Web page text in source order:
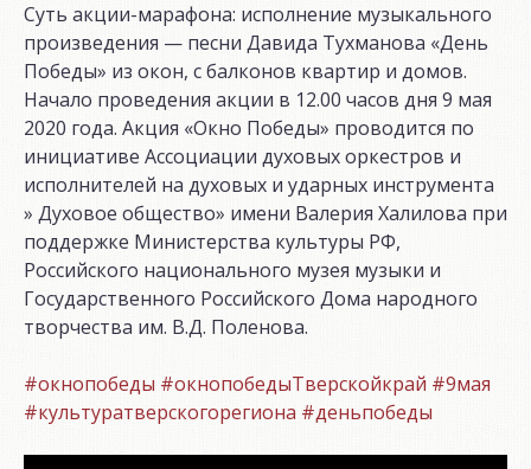
Суть акции-марафона: исполнение музыкального
произведения — песни Давида Тухманова «День
Победы» из окон, с балконов квартир и домов.
Начало проведения акции в 12.00 часов дня 9 мая
2020 года. Акция «Окно Победы» проводится по
инициативе Ассоциации духовых оркестров и
исполнителей на духовых и ударных инструмента
» Духовое общество» имени Валерия Халилова при
поддержке Министерства культуры РФ,
Российского национального музея музыки и
Государственного Российского Дома народного
творчества им. В.Д. Поленова.
#окнопобеды #окнопобедыТверскойкрай #9мая
#культуратверскогорегиона #деньпобеды